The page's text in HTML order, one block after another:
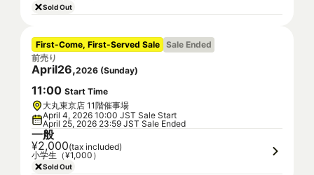
Sold Out
First-Come, First-Served Sale Sale Ended
前売り
April26,2026 (Sunday)
11:00 Start Time
大丸東京店 11階催事場
April 4, 2026 10:00 JST Sale Start
April 25, 2026 23:59 JST Sale Ended
一般
¥2,000(tax included)
小学生（¥1,000）
Sold Out